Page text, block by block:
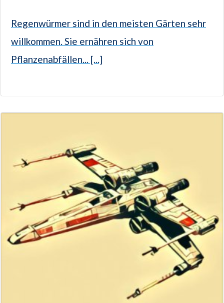
Regenwürmer sind in den meisten Gärten sehr
willkommen. Sie ernähren sich von
Pflanzenabfällen... [...]